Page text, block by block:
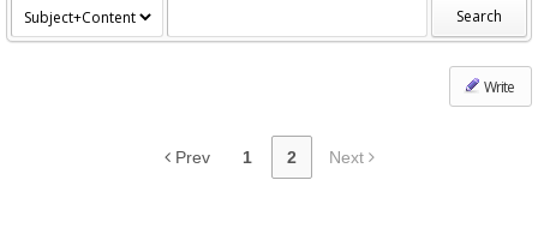
Search
Write
Prev 1 2 Next